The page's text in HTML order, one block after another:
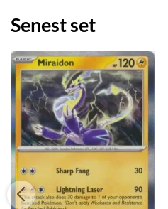
Senest set